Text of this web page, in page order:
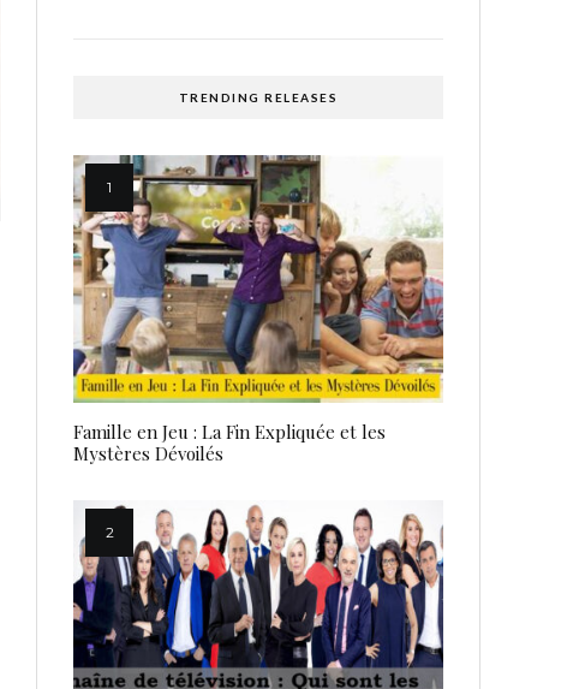
TRENDING RELEASES
Famille en Jeu : La Fin Expliquée et les
Mystères Dévoilés